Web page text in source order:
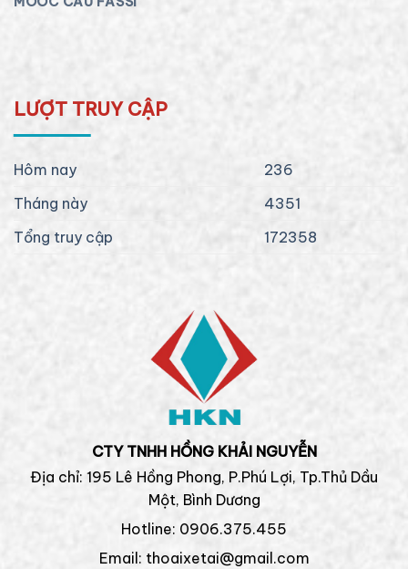
LƯỢT TRUY CẬP
Hôm nay
236
Tháng này
4351
Tổng truy cập
172358
CTY TNHH HỒNG KHẢI NGUYỄN
Địa chỉ: 195 Lê Hồng Phong, P.Phú Lợi, Tp.Thủ Dầu
Một, Bình Dương
Hotline: 0906.375.455
Email: thoaixetai@gmail.com